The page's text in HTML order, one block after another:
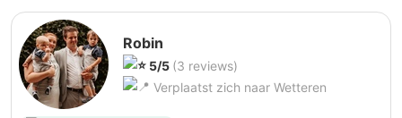
Robin
5/5 (3 reviews)
Verplaatst zich naar Wetteren